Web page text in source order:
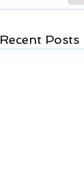
Recent Posts